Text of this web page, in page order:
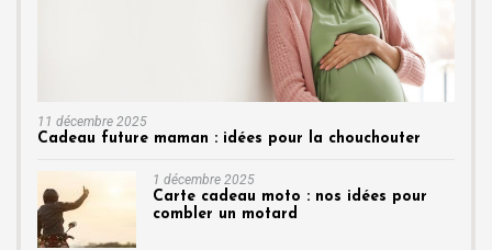
11 décembre 2025
Cadeau future maman : idées pour la chouchouter
1 décembre 2025
Carte cadeau moto : nos idées pour
combler un motard